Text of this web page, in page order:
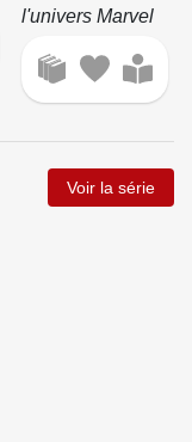
l'univers Marvel
Voir la série